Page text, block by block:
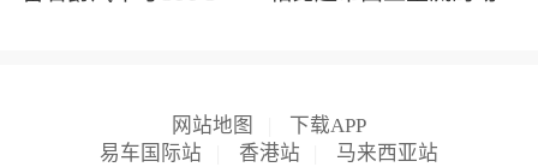
网站地图
下载APP
易车国际站
香港站 马来西亚站